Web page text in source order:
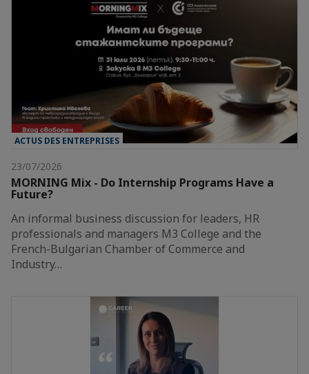
ACTUS DES ENTREPRISES
23/07/2026
MORNING Mix - Do Internship Programs Have a
Future?
An informal business discussion for leaders, HR
professionals and managers M3 College and the
French-Bulgarian Chamber of Commerce and
Industry…